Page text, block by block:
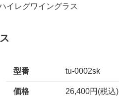
イレグワイングラス
型番 tu-0002sk
価格 26,400円(税込)